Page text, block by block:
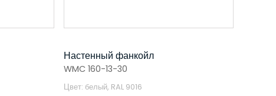
Настенный фанкойл
WMC 160-13-30
Цвет: белый, RAL 9016